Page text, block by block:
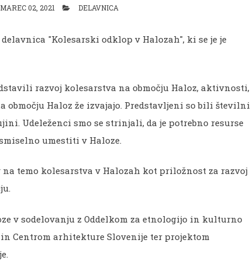
02, 2021 DELAVNICA
delavnica "Kolesarski odklop v Halozah", ki se je je
razvoj kolesarstva na območju Haloz, aktivnosti,
območju Haloz že izvajajo. Predstavljeni so bili številni
Udeleženci smo se strinjali, da je potrebno resurse
umestiti v Haloze.
na temo kolesarstva v Halozah kot priložnost za razvoj
v sodelovanju z Oddelkom za etnologijo in kulturno
Centrom arhitekture Slovenije ter projektom